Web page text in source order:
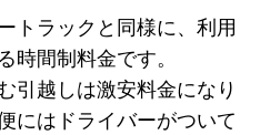
トラックと同様に、利用
時間制料金です。
引越しは激安料金になり
にはドライバーがついて